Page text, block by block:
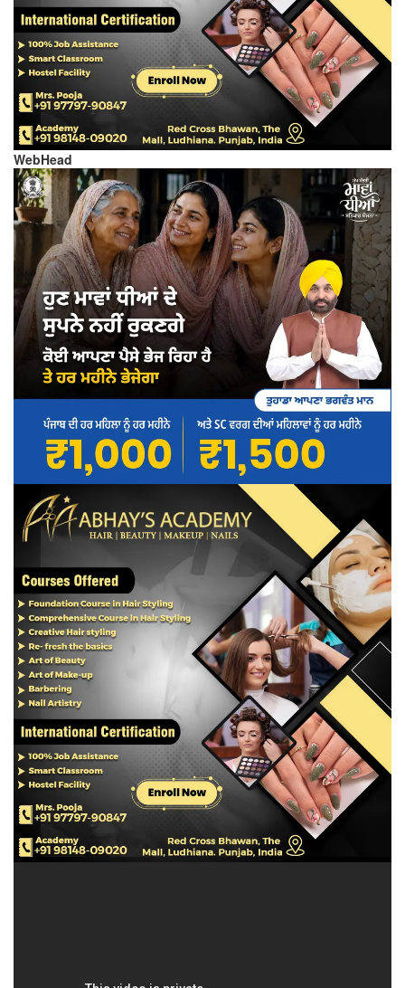
WebHead